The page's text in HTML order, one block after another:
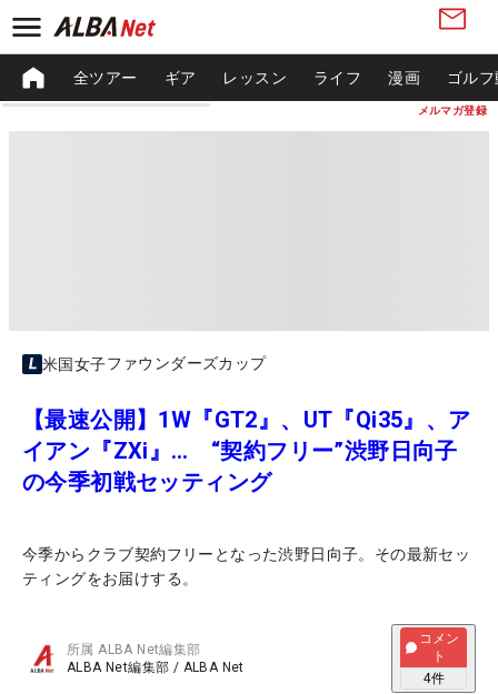
メルマガ登録
全ツアー ギア レッスン ライフ 漫画 ゴル
米国女子ファウンダーズカップ
【最速公開】1W『GT2』、UT『Qi35』、ア
イアン『ZXi』… “契約フリー”渋野日向子
の今季初戦セッティング
今季からクラブ契約フリーとなった渋野日向子。その最新セッ
ティングをお届けする。
所属ALBA Net編集部
ALBA Net編集部 / ALBA Net
コメン
ト
4件